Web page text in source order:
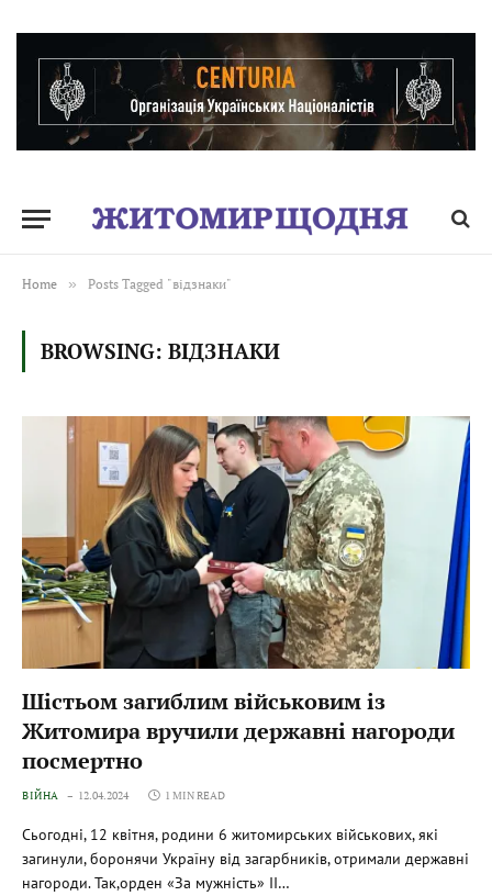
Home » Posts Tagged "відзнаки"
BROWSING: ВІДЗНАКИ
Шістьом загиблим військовим із
Житомира вручили державні нагороди
посмертно
ВІЙНА 12.04.2024 1 MIN READ
Сьогодні, 12 квітня, родини 6 житомирських військових, які
загинули, боронячи Україну від загарбників, отримали державні
нагороди. Так,орден «За мужність» ІІ…